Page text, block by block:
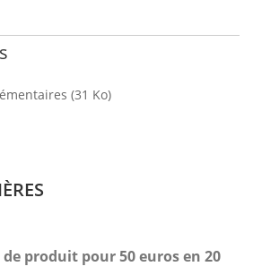
(31 Ko)
produit pour 50 euros en 20